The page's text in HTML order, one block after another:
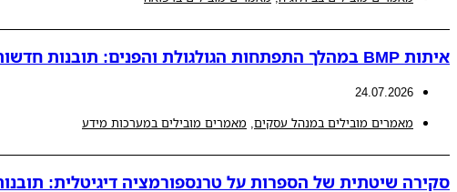
איתות BMP במהלך התפתחות הגולגולת והפנים: תובנות חדשות למנגנונים פתולוגיים המובילים לאנומליות קרניופציאליות
24.07.2026
מאמרים מובילים במנהל עסקים, מאמרים מובילים במערכות מידע
סקירה שיטתית של הספרות על טרנספורמציה דיגיטלית: